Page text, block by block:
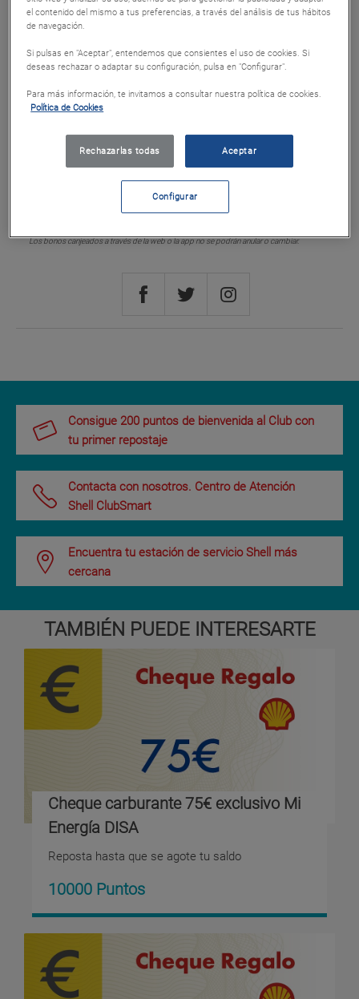
Cod. 20035
Puntos 750
Canjear
Los bonos canjeados a través de la web o la app no se podrán anular o cambiar.
Consigue 200 puntos de bienvenida al Club con
tu primer repostaje
Contacta con nosotros. Centro de Atención
Shell ClubSmart
Encuentra tu estación de servicio Shell más
cercana
TAMBIÉN PUEDE INTERESARTE
Cheque carburante 75€ exclusivo Mi
Energía DISA
Reposta hasta que se agote tu saldo
10000 Puntos
el contenido del mismo a tus preferencias, a través del análisis de tus hábitos
de navegación.
Si pulsas en "Aceptar", entendemos que consientes el uso de cookies. Si
deseas rechazar o adaptar su configuración, pulsa en "Configurar".
Para más información, te invitamos a consultar nuestra política de cookies.
Política de Cookies
Rechazarlas todas Aceptar
Configurar